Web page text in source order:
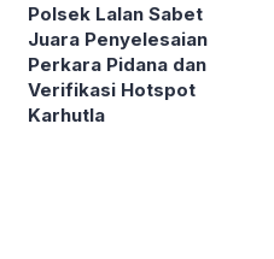
Polsek Lalan Sabet
Juara Penyelesaian
Perkara Pidana dan
Verifikasi Hotspot
Karhutla